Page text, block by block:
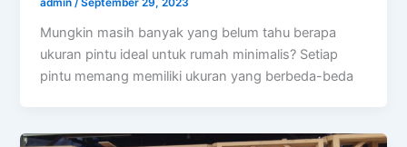
admin/September 29, 2023
Mungkin masih banyak yang belum tahu berapa
ukuran pintu ideal untuk rumah minimalis? Setiap
pintu memang memiliki ukuran yang berbeda-beda